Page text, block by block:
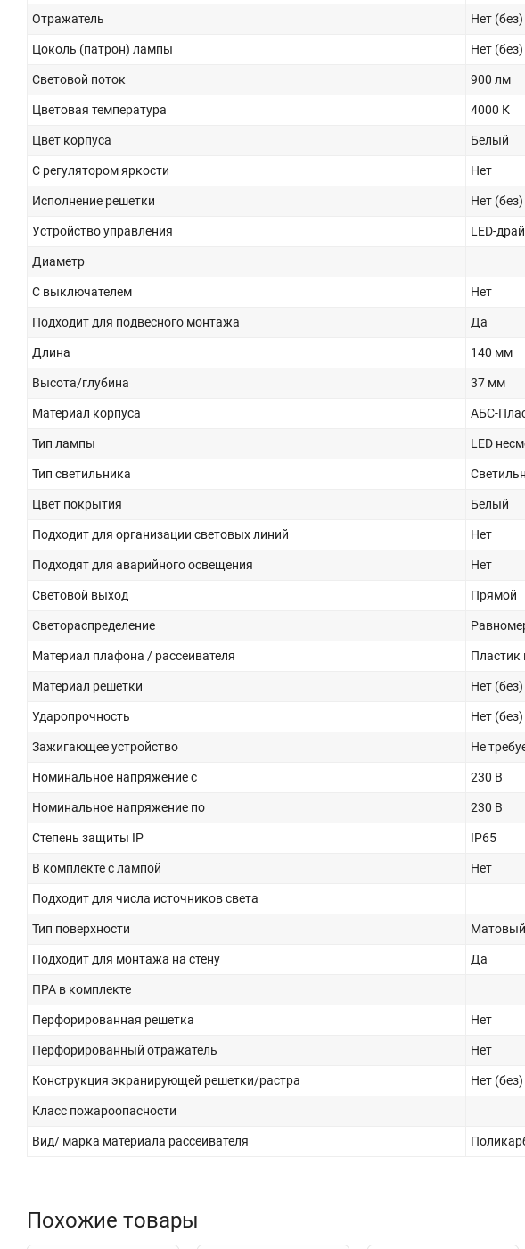
Отражатель Нет (без)
Цоколь (патрон) лампы Нет (без)
Световой поток 900 лм
Цветовая температура 4000 К
Цвет корпуса Белый
С регулятором яркости Нет
Исполнение решетки Нет (без)
Устройство управления LED-
Диаметр
С выключателем Нет
Подходит для подвесного монтажа Да
Длина 140 мм
Высота/глубина 37 мм
Материал корпуса АБС-
Тип лампы LED
Тип светильника
Цвет покрытия Белый
Подходит для организации световых линий Нет
Подходят для аварийного освещения Нет
Световой выход Прямой
Светораспределение
Материал плафона / рассеивателя
Материал решетки Нет (без)
Ударопрочность Нет (без)
Зажигающее устройство Не
Номинальное напряжение с 230 В
Номинальное напряжение по 230 В
Степень защиты IP IP65
В комплекте с лампой Нет
Подходит для числа источников света
Тип поверхности
Подходит для монтажа на стену Да
ПРА в комплекте
Перфорированная решетка Нет
Перфорированный отражатель Нет
Конструкция экранирующей решетки/растра Нет (без)
Класс пожароопасности
Вид/ марка материала рассеивателя
Похожие товары